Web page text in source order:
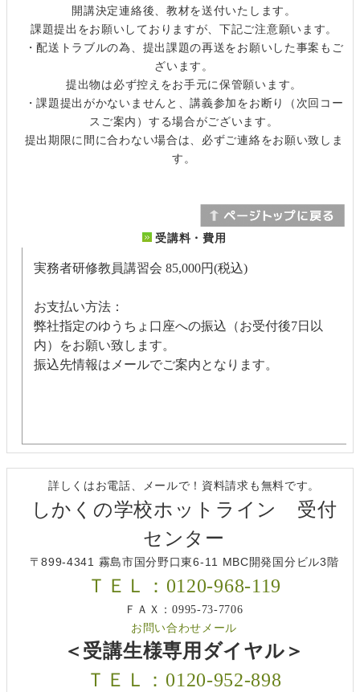
開講決定連絡後、教材を送付いたします。
課題提出をお願いしておりますが、下記ご注意願います。
・配送トラブルの為、提出課題の再送をお願いした事案もご
ざいます。
提出物は必ず控えをお手元に保管願います。
・課題提出がかないませんと、講義参加をお断り（次回コー
スご案内）する場合がございます。
提出期限に間に合わない場合は、必ずご連絡をお願い致しま
す。
受講料・費用
実務者研修教員講習会 85,000円(税込)
お支払い方法：
弊社指定のゆうちょ口座への振込（お受付後7日以
内）をお願い致します。
振込先情報はメールでご案内となります。
詳しくはお電話、メールで！資料請求も無料です。
しかくの学校ホットライン 受付
センター
〒899-4341 霧島市国分野口東6-11 MBC開発国分ビル3階
ＴＥＬ：0120-968-119
ＦＡＸ：0995-73-7706
お問い合わせメール
＜受講生様専用ダイヤル＞
ＴＥＬ：0120-952-898